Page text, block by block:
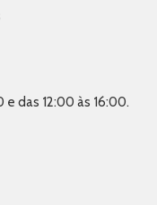
das 12:00 às 16:00.